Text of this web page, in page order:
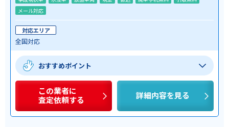
メール対応
対応エリア
全国対応
おすすめポイント
この業者に
査定依頼する
詳細内容を見る